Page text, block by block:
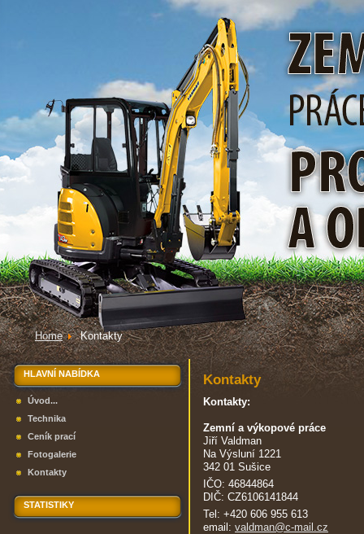
Home Kontakty
HLAVNÍ NABÍDKA
Úvod...
Technika
Ceník prací
Fotogalerie
Kontakty
STATISTIKY
Kontakty
Kontakty:
Zemní a výkopové práce
Jiří Valdman
Na Výsluní 1221
342 01 Sušice
IČO: 46844864
DIČ: CZ6106141844
Tel: +420 606 955 613
email: valdman@c-mail.cz